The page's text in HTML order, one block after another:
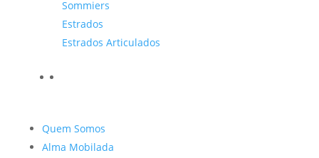
Sommiers
Estrados
Estrados Articulados
Quem Somos
Alma Mobilada